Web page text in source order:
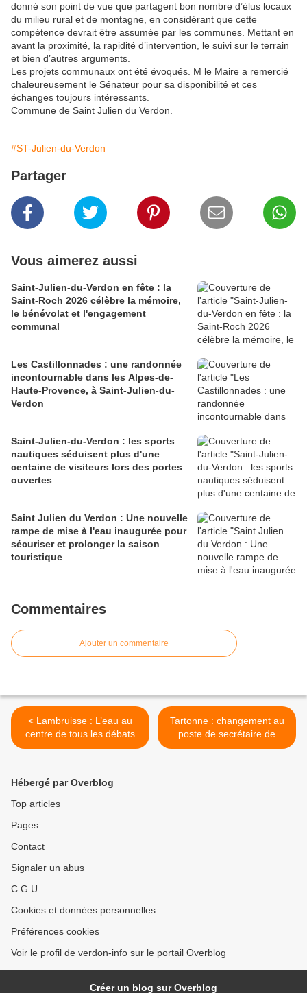
donné son point de vue que partagent bon nombre d’élus locaux
du milieu rural et de montagne, en considérant que cette
compétence devrait être assumée par les communes. Mettant en
avant la proximité, la rapidité d’intervention, le suivi sur le terrain
et bien d’autres arguments.
Les projets communaux ont été évoqués. M le Maire a remercié
chaleureusement le Sénateur pour sa disponibilité et ces
échanges toujours intéressants.
Commune de Saint Julien du Verdon.
#ST-Julien-du-Verdon
Partager
Vous aimerez aussi
Saint-Julien-du-Verdon en fête : la
Saint-Roch 2026 célèbre la mémoire,
le bénévolat et l'engagement
communal
Les Castillonnades : une randonnée
incontournable dans les Alpes-de-
Haute-Provence, à Saint-Julien-du-
Verdon
Saint-Julien-du-Verdon : les sports
nautiques séduisent plus d'une
centaine de visiteurs lors des portes
ouvertes
Saint Julien du Verdon : Une nouvelle
rampe de mise à l'eau inaugurée pour
sécuriser et prolonger la saison
touristique
Commentaires
Ajouter un commentaire
< Lambruisse : L’eau au
centre de tous les débats
Tartonne : changement au
poste de secrétaire de
Mairie >
Hébergé par Overblog
Top articles
Pages
Contact
Signaler un abus
C.G.U.
Cookies et données personnelles
Préférences cookies
Voir le profil de verdon-info sur le portail Overblog
Créer un blog sur Overblog